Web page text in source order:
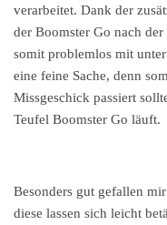
verarbeitet. Dank der
der Boomster Go nach
somit problemlos mit
eine feine Sache, denn
Missgeschick passiert
Teufel Boomster Go läuft.
Besonders gut gefallen
diese lassen sich leicht